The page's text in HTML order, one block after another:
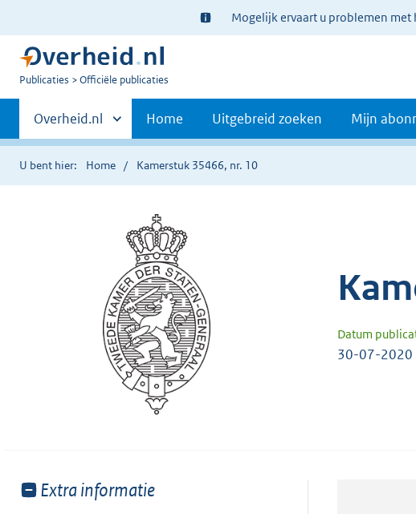
Ter
informatie:
Mogelijk ervaart u problemen met
U
Publicaties Officiële publicaties
Primaire
navigatie
Andere
sites
binnen
Overheid.nl Home Uitgebreid zoeken Mijn
U bent hier: Home Kamerstuk 35466, nr. 10
Datum
30-07-2020
Toon
Extra informatie